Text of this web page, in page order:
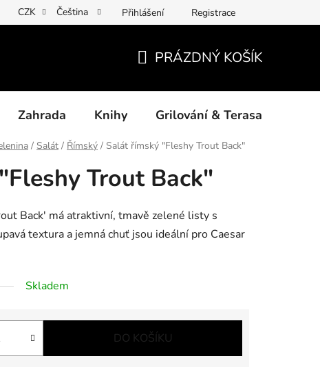
osobních údajů Povinné informace a odkazy ÚKZÚZ
CZK Čeština Přihlášení Registrace
KOŠÍK
PRÁZDNÝ KOŠÍK
Zahrada Knihy Grilování & Terasa
/ Salát / Římský / Salát římský "Fleshy Trout Back"
Trout Back"
Back' má atraktivní, tmavě zelené listy s
textura a jemná chuť jsou ideální pro Caesar
Skladem
DO KOŠÍKU